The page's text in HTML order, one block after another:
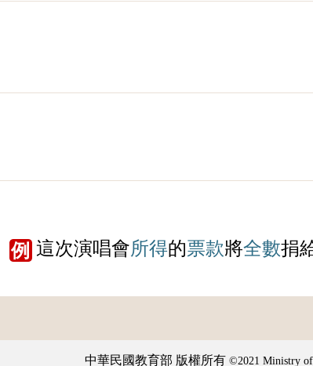
例 這次演唱會所得的票款將全數捐
中華民國教育部 版權所有 ©2021 Ministry of